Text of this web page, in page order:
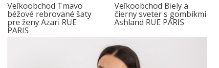
Veľkoobchod Tmavo
béžové rebrované šaty
pre ženy Azari RUE
PARIS
Veľkoobchod Biely a
čierny sveter s gombíkmi
Ashland RUE PARIS